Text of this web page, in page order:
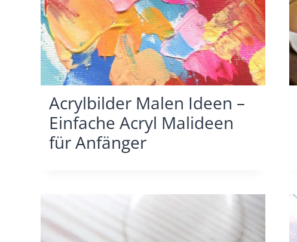
Acrylbilder Malen Ideen –
Einfache Acryl Malideen
für Anfänger